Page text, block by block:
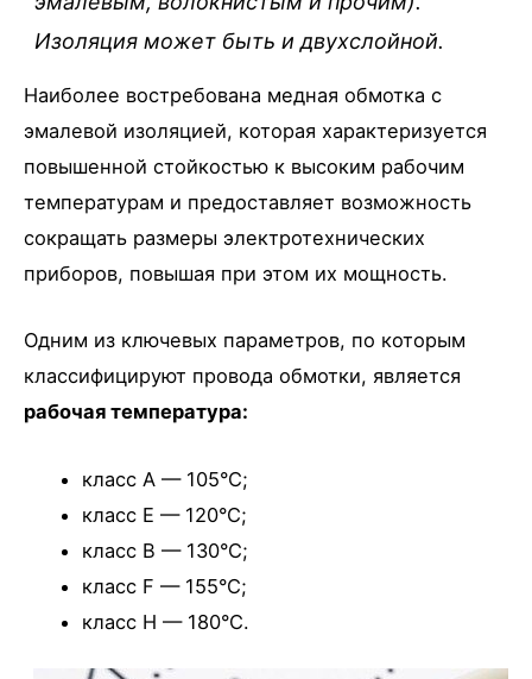
Изоляция может быть и двухслойной.
Наиболее востребована медная обмотка с
эмалевой изоляцией, которая характеризуется
повышенной стойкостью к высоким рабочим
температурам и предоставляет возможность
сокращать размеры электротехнических
приборов, повышая при этом их мощность.
Одним из ключевых параметров, по которым
классифицируют провода обмотки, является
рабочая температура:
класс А — 105°C;
класс Е — 120°C;
класс В — 130°C;
класс F — 155°C;
класс Н — 180°C.